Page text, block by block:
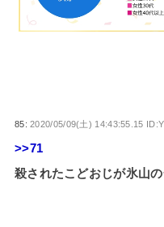
85:2020/05/09(土) 14:43:55.15
>>71
殺されたこどおじが氷山